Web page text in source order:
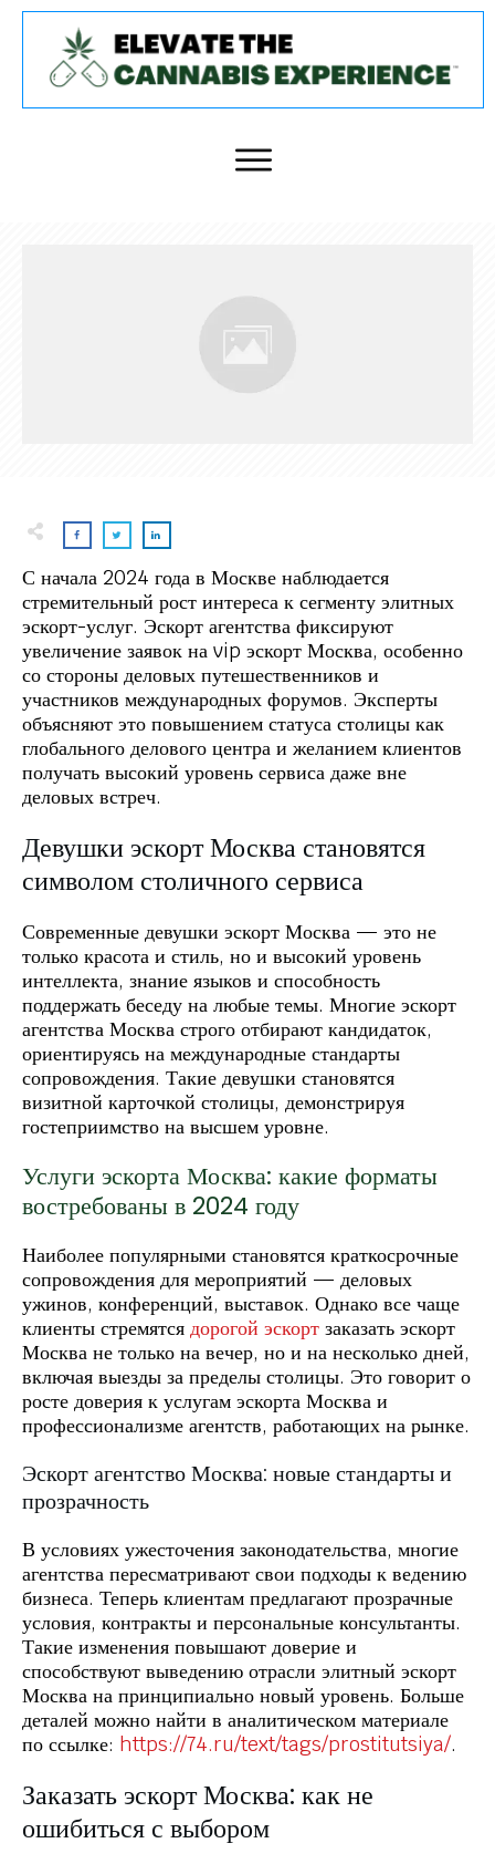
С начала 2024 года в Москве наблюдается
стремительный рост интереса к сегменту элитных
эскорт-услуг. Эскорт агентства фиксируют
увеличение заявок на vip эскорт Москва, особенно
со стороны деловых путешественников и
участников международных форумов. Эксперты
объясняют это повышением статуса столицы как
глобального делового центра и желанием клиентов
получать высокий уровень сервиса даже вне
деловых встреч.
Девушки эскорт Москва становятся
символом столичного сервиса
Современные девушки эскорт Москва — это не
только красота и стиль, но и высокий уровень
интеллекта, знание языков и способность
поддержать беседу на любые темы. Многие эскорт
агентства Москва строго отбирают кандидаток,
ориентируясь на международные стандарты
сопровождения. Такие девушки становятся
визитной карточкой столицы, демонстрируя
гостеприимство на высшем уровне.
Услуги эскорта Москва: какие форматы
востребованы в 2024 году
Наиболее популярными становятся краткосрочные
сопровождения для мероприятий — деловых
ужинов, конференций, выставок. Однако все чаще
клиенты стремятся дорогой эскорт заказать эскорт
Москва не только на вечер, но и на несколько дней,
включая выезды за пределы столицы. Это говорит о
росте доверия к услугам эскорта Москва и
профессионализме агентств, работающих на рынке.
Эскорт агентство Москва: новые стандарты и
прозрачность
В условиях ужесточения законодательства, многие
агентства пересматривают свои подходы к ведению
бизнеса. Теперь клиентам предлагают прозрачные
условия, контракты и персональные консультанты.
Такие изменения повышают доверие и
способствуют выведению отрасли элитный эскорт
Москва на принципиально новый уровень. Больше
деталей можно найти в аналитическом материале
по ссылке: https://74.ru/text/tags/prostitutsiya/.
Заказать эскорт Москва: как не
ошибиться с выбором